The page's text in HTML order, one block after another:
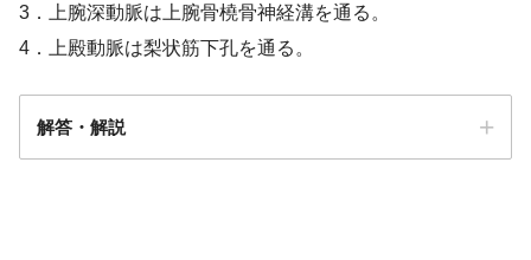
3．上腕深動脈は上腕骨橈骨神経溝を通る。
4．上殿動脈は梨状筋下孔を通る。
解答・解説